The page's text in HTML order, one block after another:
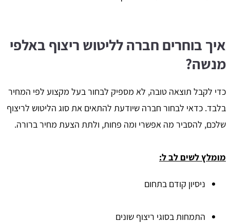
איך בוחרים חברה לליטוש ריצוף באלפי
מנשה?
כדי לקבל תוצאה טובה, לא מספיק לבחור בעל מקצוע לפי המחיר
בלבד. כדאי לבחור חברה שיודעת להתאים את סוג הליטוש לריצוף
שלכם, להסביר מה אפשרי ומה פחות, ולתת הצעת מחיר ברורה.
מומלץ לשים לב ל:
ניסיון קודם בתחום
התמחות בסוגי ריצוף שונים